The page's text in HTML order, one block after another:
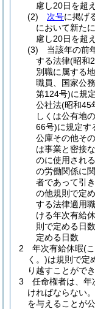
慮し20日を超
(2)
次号に掲げ
において新た
慮し20日を超
(3)
当該年の前
する法律(昭和
別職に属する
職員、国家公
第124号)に規
公社法(昭和45
しくは公有地
66号)に規定す
公庫その他そ
は事業と密接
のに使用され
の労働関係に
者であって引
の他規則で定
する法律適用
ける年次有給
則で定める日
定める日数
2
年次有給休暇(
く。)は規則で定
り越すことができ
3
任命権者は、年
ければならない。
を与えることが